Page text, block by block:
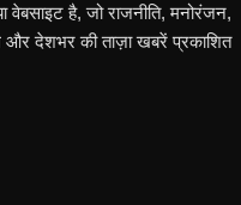
वेबसाइट है, जो राजनीति, मनोरंजन,
और देशभर की ताज़ा खबरें प्रकाशित